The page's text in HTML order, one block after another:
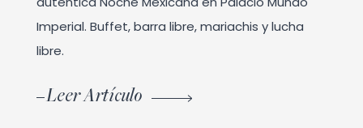
Imperial. Buffet, barra libre, mariachis y lucha
libre.
Leer Artículo